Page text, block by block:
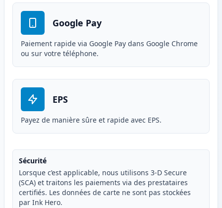
Google Pay
Paiement rapide via Google Pay dans Google Chrome
ou sur votre téléphone.
EPS
Payez de manière sûre et rapide avec EPS.
Sécurité
Lorsque c’est applicable, nous utilisons 3-D Secure
(SCA) et traitons les paiements via des prestataires
certifiés. Les données de carte ne sont pas stockées
par Ink Hero.